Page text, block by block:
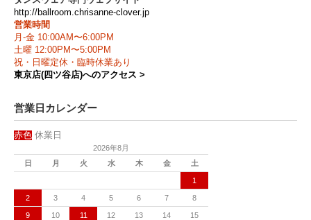
http://ballroom.chrisanne-clover.jp
営業時間
月-金 10:00AM〜6:00PM
土曜 12:00PM〜5:00PM
祝・日曜定休・臨時休業あり
東京店(四ツ谷店)へのアクセス >
営業日カレンダー
赤色 休業日
2026年8月
日
月 火 水 木 金 土
1
2 3 4 5 6 7 8
9 10 11 12 13 14 15